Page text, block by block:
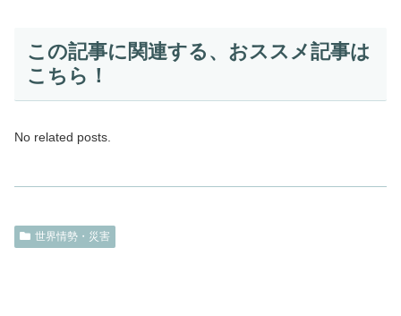
この記事に関連する、おススメ記事は
こちら！
No related posts.
世界情勢・災害